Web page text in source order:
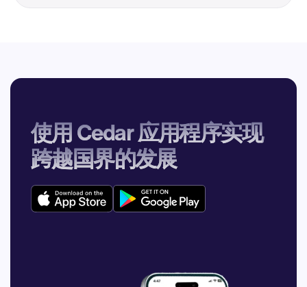
使用 Cedar 应用程序实现
跨越国界的发展